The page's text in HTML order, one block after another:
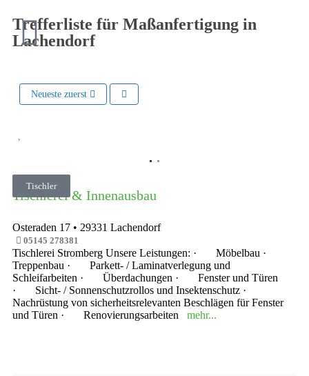
Trefferliste für Maßanfertigung in
Lachendorf
Neueste zuerst
Tischler
Tischlerei & Innenausbau
Osteraden 17 • 29331 Lachendorf
05145 278381
Tischlerei Stromberg Unsere Leistungen: · Möbelbau ·
Treppenbau · Parkett- / Laminatverlegung und
Schleifarbeiten · Überdachungen · Fenster und Türen
· Sicht- / Sonnenschutzrollos und Insektenschutz ·
Nachrüstung von sicherheitsrelevanten Beschlägen für Fenster
und Türen · Renovierungsarbeiten mehr...